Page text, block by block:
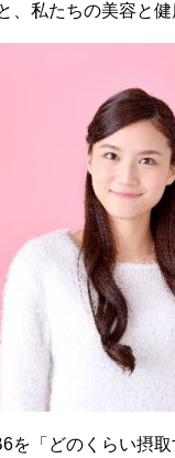
、私たちの美容と
を「どのくらい摂